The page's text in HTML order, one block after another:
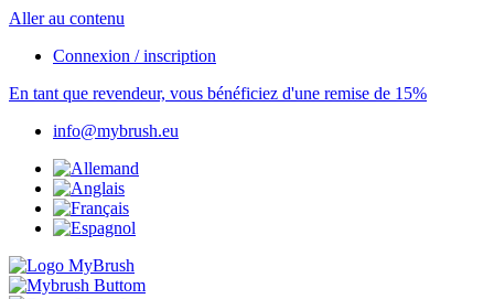
Aller au contenu
Connexion / inscription
En tant que revendeur, vous bénéficiez d'une remise de 15%
info@mybrush.eu